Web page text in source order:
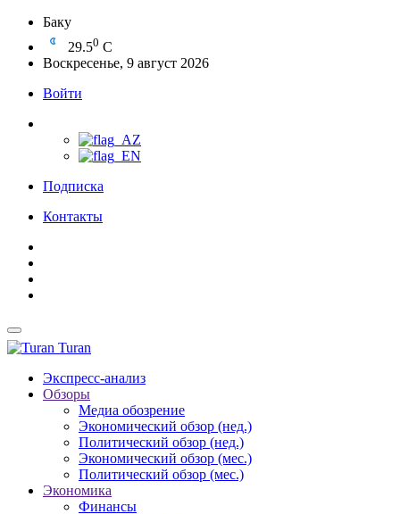
Баку
29.50 C
Воскресенье, 9 август 2026
Войти
Подписка
Контакты
Turan
Экспресс-анализ
Обзоры
Медиа обозрение
Экономический обзор (нед.)
Политический обзор (нед.)
Экономический обзор (мес.)
Политический обзор (мес.)
Экономика
Финансы